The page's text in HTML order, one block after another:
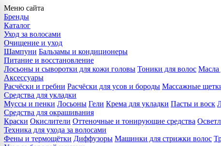
Меню сайта
Бренды
Каталог
Уход за волосами
Очищение и уход
Шампуни Бальзамы и кондиционеры
Питание и восстановление
Лосьоны и сыворотки для кожи головы Тоники для волос Масла
Аксессуары
Расчёски и гребни Расчёски для усов и бороды Массажные
Средства для укладки
Муссы и пенки Лосьоны Гели Крема для укладки Пасты и воск
Средства для окрашивания
Краски Окислители Оттеночные и тонирующие средства
Техника для ухода за волосами
Фены и термощётки Диффузоры Машинки для стрижки волос